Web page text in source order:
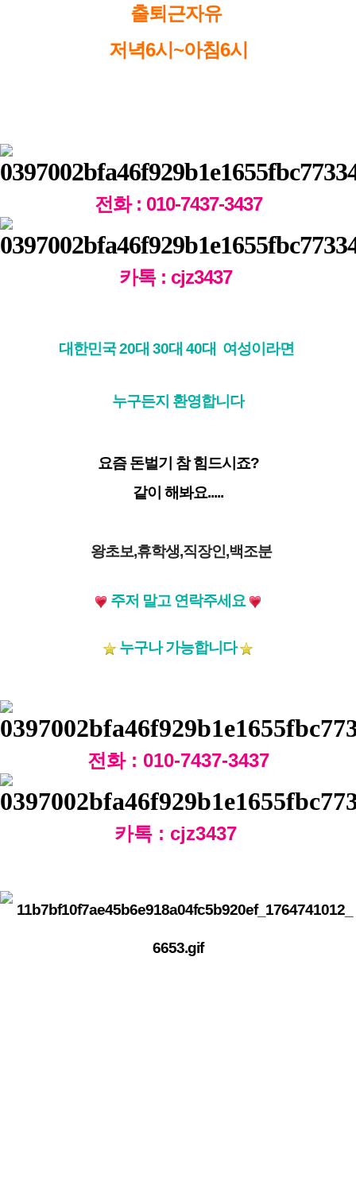
출퇴근자유
저녁6시~아침6시
전화 : 010-7437-3437
카톡 : cjz3437
대한민국 20대 30대 40대 여성이라면
누구든지 환영합니다
요즘 돈벌기 참 힘드시죠?
같이 해봐요.....
왕초보,휴학생,직장인,백조분
주저 말고연락주세요
누구나 가능합니다
전화 : 010-7437-3437
카톡 : cjz3437